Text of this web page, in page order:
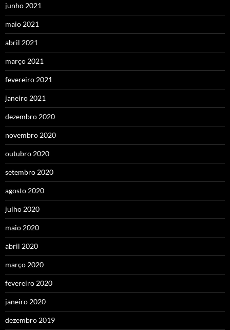
junho 2021
maio 2021
abril 2021
março 2021
fevereiro 2021
janeiro 2021
dezembro 2020
novembro 2020
outubro 2020
setembro 2020
agosto 2020
julho 2020
maio 2020
abril 2020
março 2020
fevereiro 2020
janeiro 2020
dezembro 2019